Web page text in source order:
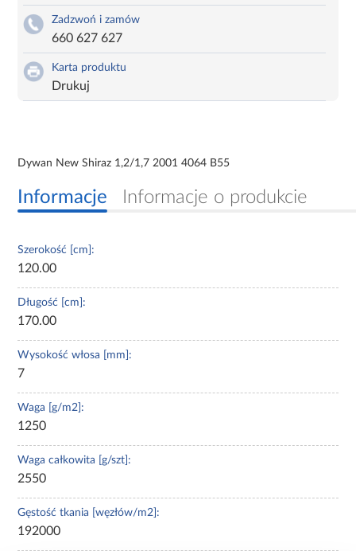
Zadzwoń i zamów
660 627 627
Karta produktu
Drukuj
Dywan New Shiraz 1,2/1,7 2001 4064 B55
Informacje Informacje o produkcie
Szerokość [cm]:
120.00
Długość [cm]:
170.00
Wysokość włosa [mm]:
7
Waga [g/m2]:
1250
Waga całkowita [g/szt]:
2550
Gęstość tkania [węzłów/m2]:
192000